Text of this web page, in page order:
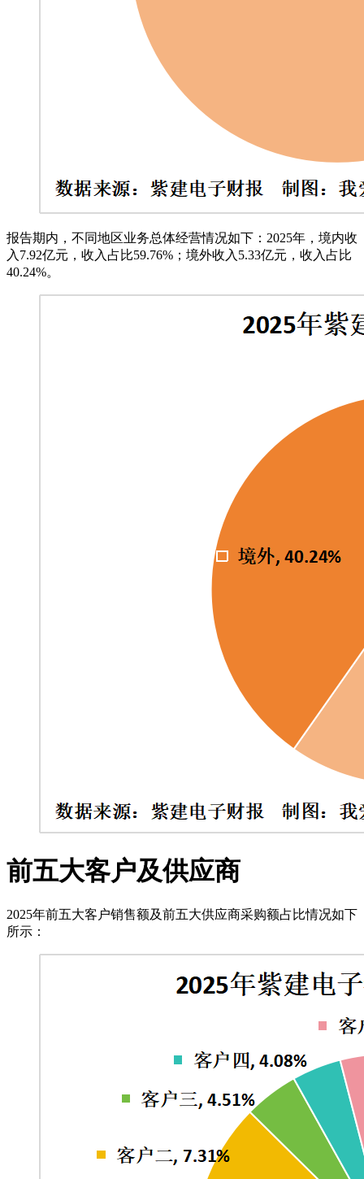
报告期内，不同地区业务总体经营情况如下：2025年，境内收
入7.92亿元，收入占比59.76%；境外收入5.33亿元，收入占比
40.24%。
前五大客户及供应商
2025年前五大客户销售额及前五大供应商采购额占比情况如下
所示：